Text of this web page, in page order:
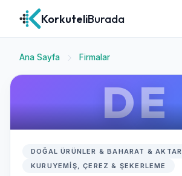
KorkuteliBurada
Ana Sayfa Firmalar
DE
DOĞAL ÜRÜNLER & BAHARAT & AKTAR
KURUYEMIŞ, ÇEREZ & ŞEKERLEME